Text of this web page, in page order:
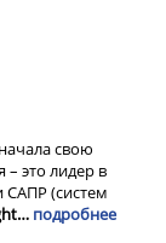
начала свою
– это лидер в
САПР (систем
подробнее